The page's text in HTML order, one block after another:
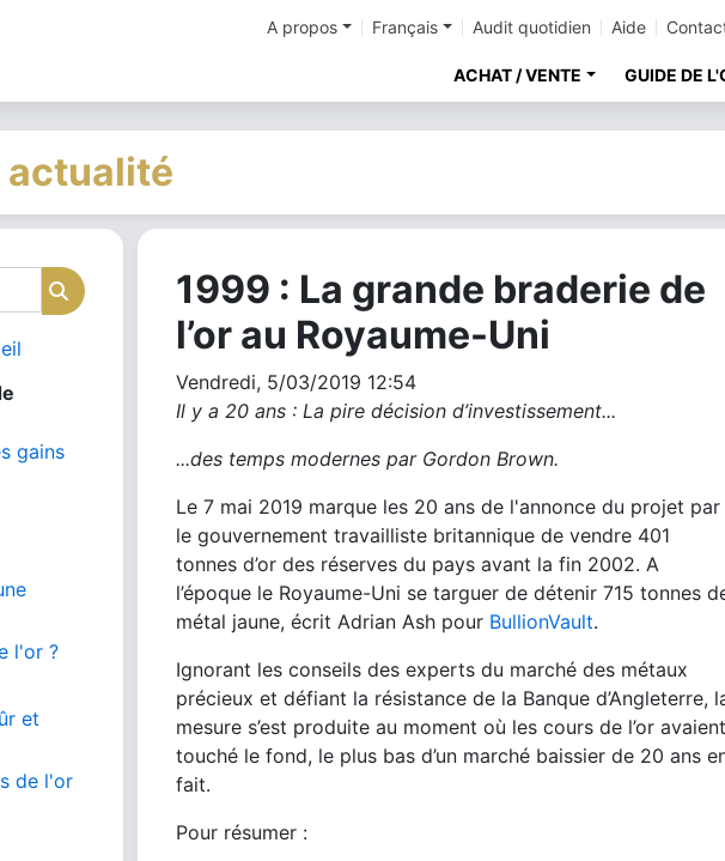
A propos Français Audit quotidien Aide
ACHAT / VENTE GUIDE DE
Rechercher
gains
l'or ?
et
de l'or
1999 : La grande braderie de
l’or au Royaume-Uni
Vendredi, 5/03/2019 12:54
Il y a 20 ans : La pire décision d’investissement...
...des temps modernes par Gordon Brown.
Le 7 mai 2019 marque les 20 ans de l'annonce du projet par
le gouvernement travailliste britannique de vendre 401
tonnes d’or des réserves du pays avant la fin 2002. A
l’époque le Royaume-Uni se targuer de détenir 715 tonnes
métal jaune, écrit Adrian Ash pour BullionVault.
Ignorant les conseils des experts du marché des métaux
précieux et défiant la résistance de la Banque d’Angleterre,
mesure s’est produite au moment où les cours de l’or avaient
touché le fond, le plus bas d’un marché baissier de 20 ans
fait.
Pour résumer :